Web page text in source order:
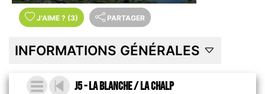
J'AIME ? (3) PARTAGER
INFORMATIONS GÉNÉRALES
J5 - La Blanche / La chalp